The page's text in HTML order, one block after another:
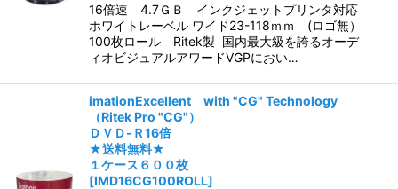
16倍速 4.7ＧＢ インクジェットプリンタ対応
ホワイトレーベル ワイド23-118ｍｍ (ロゴ無）
100枚ロール Ritek製 国内最大級を誇るオーデ
ィオビジュアルアワードVGPにおい…
imationExcellent with "CG" Technology
（Ritek Pro "CG"）
ＤＶＤ-Ｒ16倍
★送料無料★
１ケース６００枚
[IMD16CG100ROLL]